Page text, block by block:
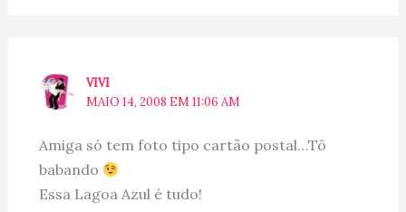
VIVI
MAIO 14, 2008 EM 11:06 AM
Amiga só tem foto tipo cartão postal…Tô
babando
Essa Lagoa Azul é tudo!